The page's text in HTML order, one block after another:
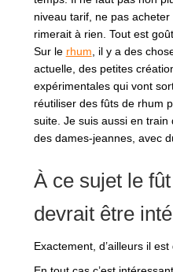
niveau tarif, ne pas
rimerait à rien. Tout est
Sur le rhum , il y a des
actuelle, des petites
expérimentales qui vont
réutiliser des fûts de rhum
suite. Je suis aussi en
des dames-jeannes, avec
À ce sujet le
devrait être
Exactement, d’ailleurs il